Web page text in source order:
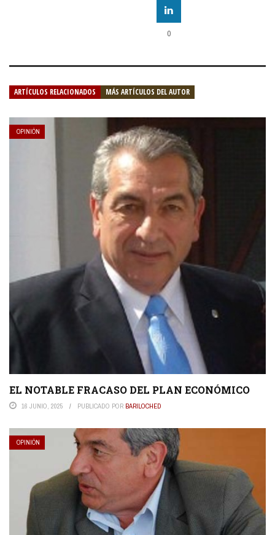
0
ARTÍCULOS RELACIONADOS MÁS ARTÍCULOS DEL AUTOR
OPINIÓN
EL NOTABLE FRACASO DEL PLAN ECONÓMICO
16 JUNIO, 2025 PUBLICADO POR BARILOCHED
OPINIÓN